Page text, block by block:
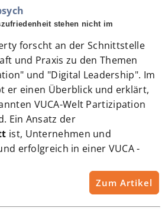
stehen nicht im
forscht an der Schnittstelle
und Praxis zu den Themen
und "Digital Leadership". Im
er einen Überblick und erklärt,
VUCA-Welt Partizipation
Ein Ansatz der
ist, Unternehmen und
erfolgreich in einer VUCA -
Zum Artikel